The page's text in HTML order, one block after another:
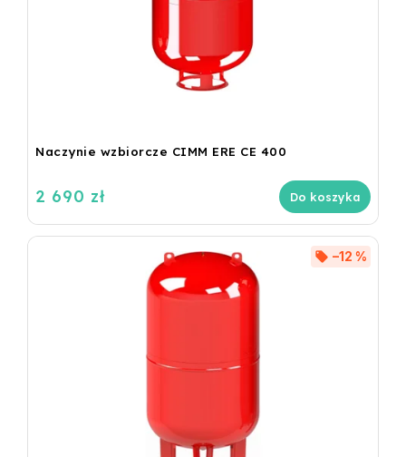
Naczynie wzbiorcze CIMM ERE CE 400
2 690 zł Do koszyka
–12 %